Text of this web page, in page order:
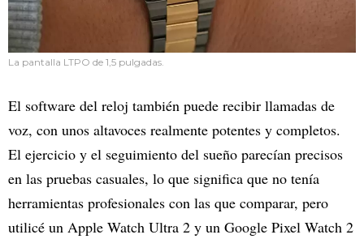
La pantalla LTPO de 1,5 pulgadas.
El software del reloj también puede recibir llamadas de
voz, con unos altavoces realmente potentes y completos.
El ejercicio y el seguimiento del sueño parecían precisos
en las pruebas casuales, lo que significa que no tenía
herramientas profesionales con las que comparar, pero
utilicé un Apple Watch Ultra 2 y un Google Pixel Watch 2